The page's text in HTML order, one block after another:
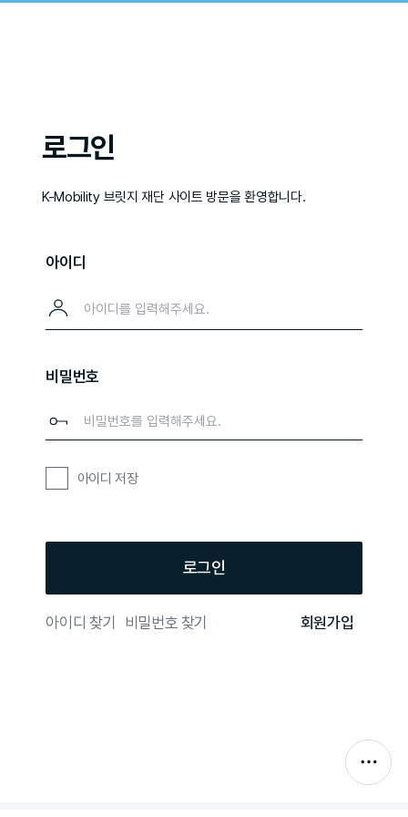
로그인
K-Mobility 브릿지 재단 사이트 방문을 환영합니다.
아이디
비밀번호
아이디 저장
로그인
아이디 찾기 비밀번호 찾기 회원가입